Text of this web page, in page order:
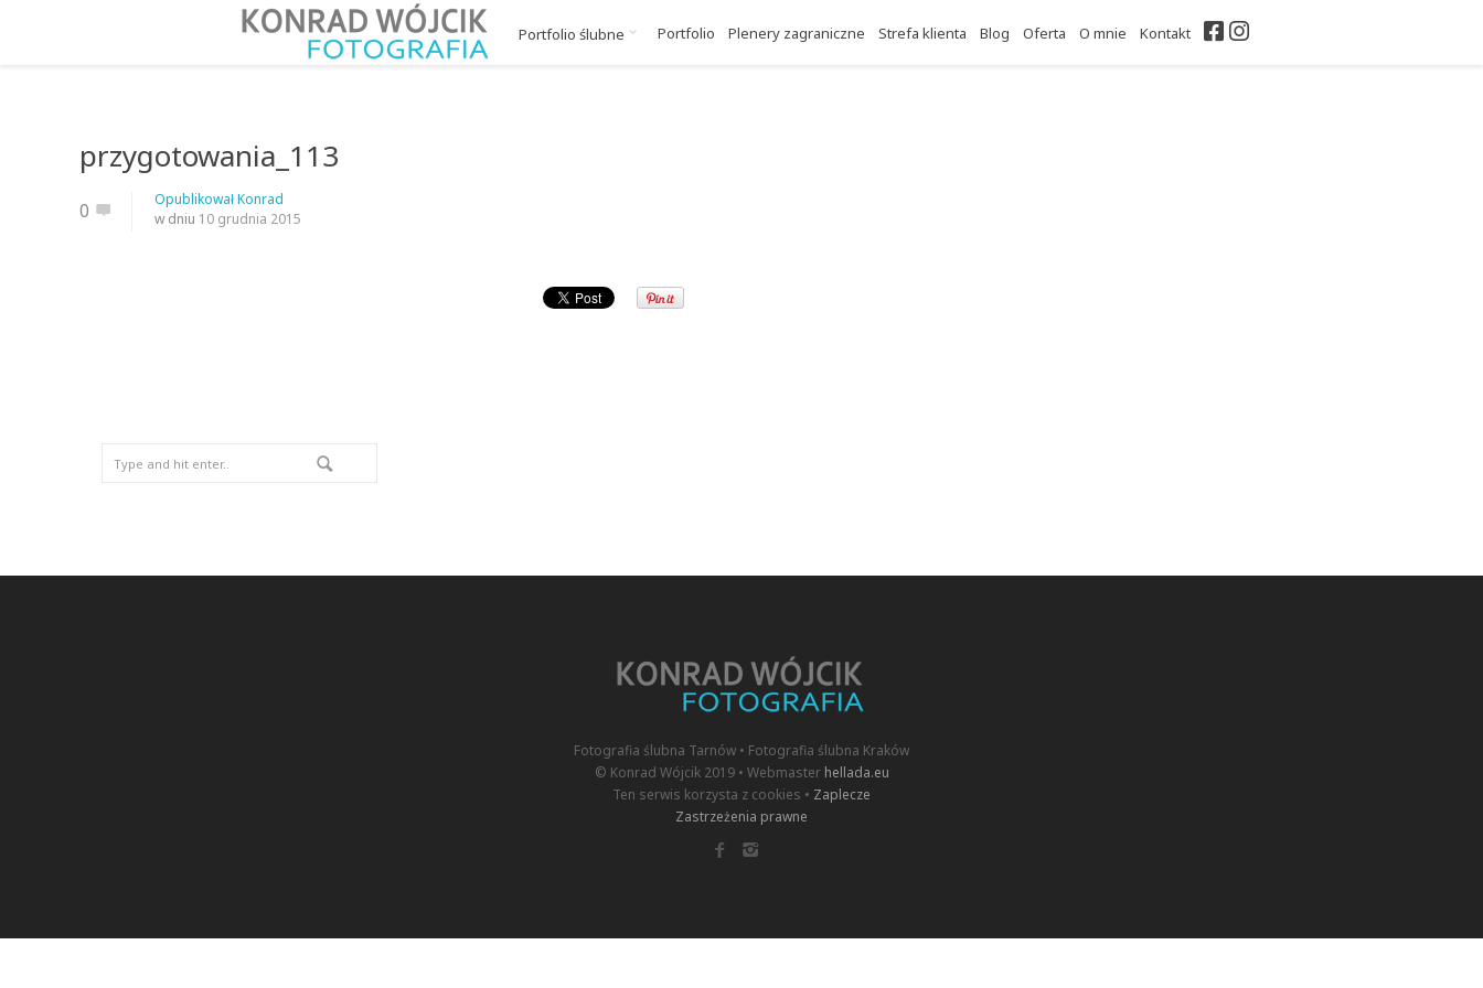
Portfolio ślubne Portfolio Plenery zagraniczne Strefa klienta Blog Oferta O mnie Kontakt Facebook
Instagram
przygotowania_113
0 OpublikowałKonrad
w dniu 10 grudnia 2015
Fotografia ślubna Tarnów • Fotografia ślubna Kraków
© Konrad Wójcik 2019 • Webmaster hellada.eu
Ten serwis korzysta z cookies • Zaplecze
Zastrzeżenia prawne